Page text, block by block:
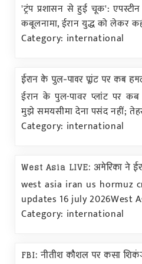
'ट्रंप प्रशासन से हुई चूक':
कबूलनामा, ईरान युद्ध को लेकर
Category: international
ईरान के पुल-पावर प्लांट पर कब
ईरान के पुल-पावर प्लांट पर
मुझे समयसीमा देना पसंद नहीं;
Category: international
West Asia LIVE: अमेरिका ने
west asia iran us hormuz
updates 16 july 2026West
Category: international
FBI: नीतीश कौशल पर कसा